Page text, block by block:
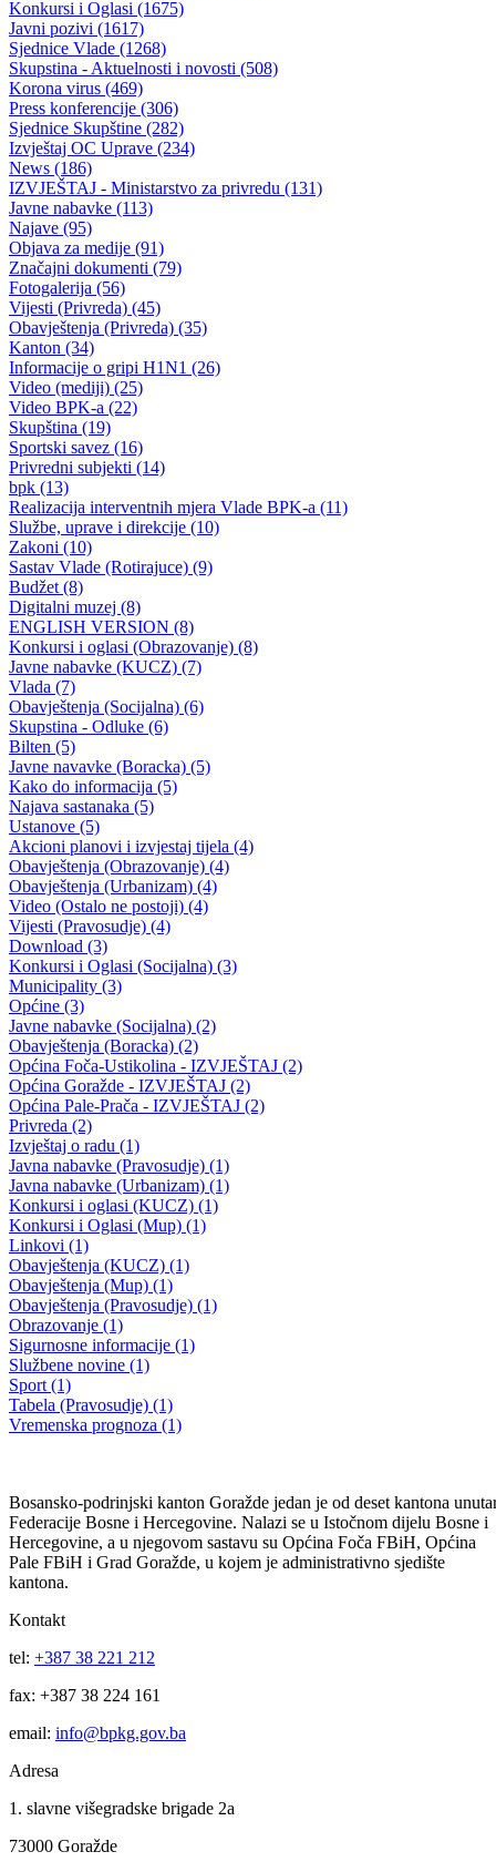
Poziv za 8. redovnu sjednicu Skupštine BPK Goražde
27.11.2015